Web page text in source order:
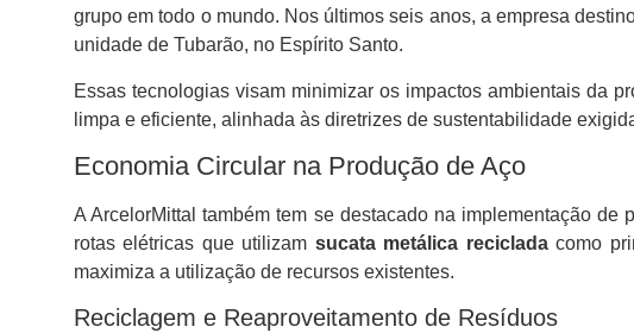
grupo em todo o mundo. Nos últimos seis anos, a empresa
unidade de Tubarão, no Espírito Santo.
Essas tecnologias visam minimizar os impactos ambientais da
limpa e eficiente, alinhada às diretrizes de sustentabilidade
Economia Circular na Produção de Aço
A ArcelorMittal também tem se destacado na implementação de
rotas elétricas que utilizam sucata metálica recicladacomo
maximiza a utilização de recursos existentes.
Reciclagem e Reaproveitamento de Resíduos